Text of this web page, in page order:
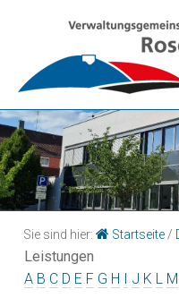
Sie sind hier: Startseite /
Leistungen
A B C D E F G H I J K L M